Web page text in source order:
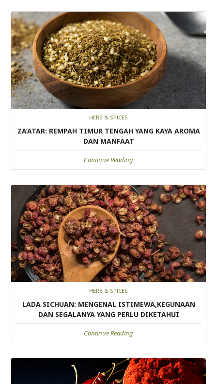
HERB & SPICES
ZA’ATAR: REMPAH TIMUR TENGAH YANG KAYA AROMA
DAN MANFAAT
Continue Reading
HERB & SPICES
LADA SICHUAN: MENGENAL ISTIMEWA,KEGUNAAN
DAN SEGALANYA YANG PERLU DIKETAHUI
Continue Reading